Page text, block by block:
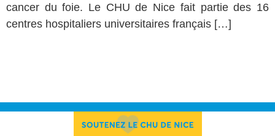
cancer du foie. Le CHU de Nice fait partie des 16
centres hospitaliers universitaires français […]